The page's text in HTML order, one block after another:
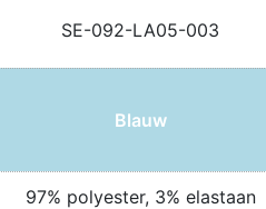
SE-092-LA05-003
Blauw
97% polyester, 3% elastaan